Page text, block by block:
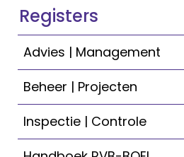
Registers
Advies | Management
Beheer | Projecten
Inspectie | Controle